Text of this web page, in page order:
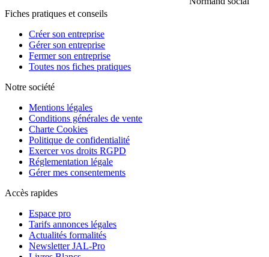
Fiches pratiques et conseils
Créer son entreprise
Gérer son entreprise
Fermer son entreprise
Toutes nos fiches pratiques
Notre société
Mentions légales
Conditions générales de vente
Charte Cookies
Politique de confidentialité
Exercer vos droits RGPD
Réglementation légale
Gérer mes consentements
Accès rapides
Espace pro
Tarifs annonces légales
Actualités formalités
Newsletter JAL-Pro